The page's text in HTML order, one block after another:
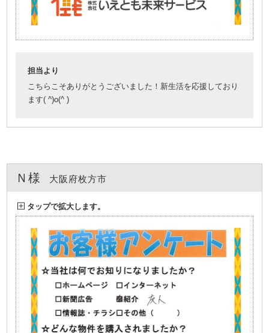
担当より
こちらこそありがとうございました！新生活を応援しており
ます( ^)o(^ )
Ｎ様 大阪府枚方市